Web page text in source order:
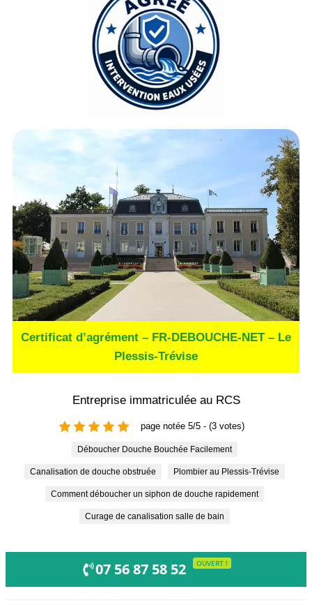
Certificat d’agrément – FR-DEBOUCHE-NET – Le
Plessis-Trévise
Entreprise immatriculée au RCS
page notée 5/5 - (3 votes)
Déboucher Douche Bouchée Facilement
Canalisation de douche obstruée Plombier au Plessis-Trévise
Comment déboucher un siphon de douche rapidement
Curage de canalisation salle de bain
07 56 87 58 52 OUVERT !